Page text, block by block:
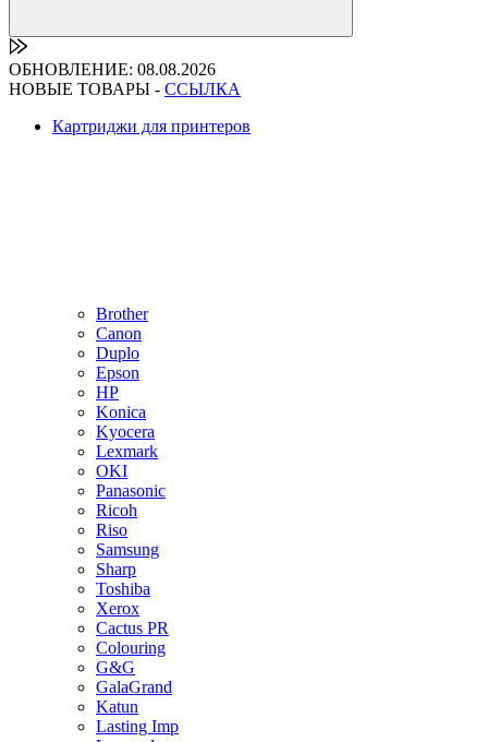
ОБНОВЛЕНИЕ: 08.08.2026
НОВЫЕ ТОВАРЫ - ССЫЛКА
Картриджи для принтеров
Brother
Canon
Duplo
Epson
HP
Konica
Kyocera
Lexmark
OKI
Panasonic
Ricoh
Riso
Samsung
Sharp
Toshiba
Xerox
Cactus PR
Colouring
G&G
GalaGrand
Katun
Lasting Imp